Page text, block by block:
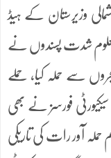
وزیرستان کے ہیڈ
شدت پسندوں نے
سے حملہ کیا، حملے
سیکیورٹی فورسز نے بھی
حملہ آور رات کی تاریکی